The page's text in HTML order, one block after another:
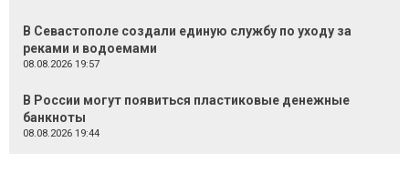
В Севастополе создали единую службу по уходу за
реками и водоемами
08.08.2026 19:57
В России могут появиться пластиковые денежные
банкноты
08.08.2026 19:44